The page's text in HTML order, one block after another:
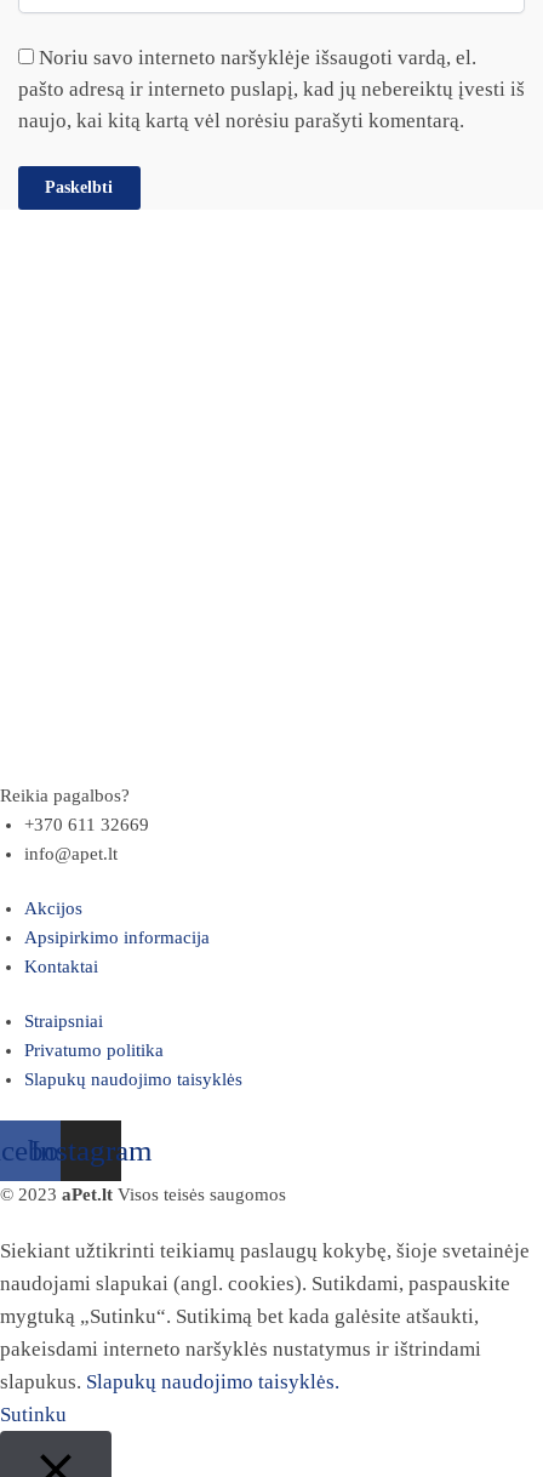
Noriu savo interneto naršyklėje išsaugoti vardą, el.
pašto adresą ir interneto puslapį, kad jų nebereiktų įvesti iš
naujo, kai kitą kartą vėl norėsiu parašyti komentarą.
Reikia pagalbos?
+370 611 32669
info@apet.lt
Akcijos
Apsipirkimo informacija
Kontaktai
Straipsniai
Privatumo politika
Slapukų naudojimo taisyklės
Instagram
© 2023 aPet.lt Visos teisės saugomos
Siekiant užtikrinti teikiamų paslaugų kokybę, šioje svetainėje
naudojami slapukai (angl. cookies). Sutikdami, paspauskite
mygtuką „Sutinku“. Sutikimą bet kada galėsite atšaukti,
pakeisdami interneto naršyklės nustatymus ir ištrindami
slapukus. Slapukų naudojimo taisyklės.
Sutinku